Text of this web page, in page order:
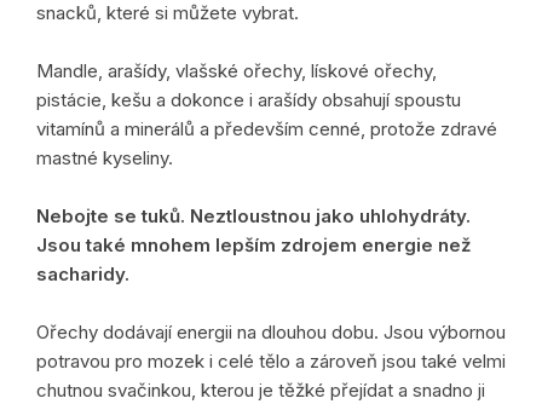
snacků, které si můžete vybrat.
Mandle, arašídy, vlašské ořechy, lískové ořechy,
pistácie, kešu a dokonce i arašídy obsahují spoustu
vitamínů a minerálů a především cenné, protože zdravé
mastné kyseliny.
Nebojte se tuků. Neztloustnou jako uhlohydráty.
Jsou také mnohem lepším zdrojem energie než
sacharidy.
Ořechy dodávají energii na dlouhou dobu. Jsou výbornou
potravou pro mozek i celé tělo a zároveň jsou také velmi
chutnou svačinkou, kterou je těžké přejídat a snadno ji